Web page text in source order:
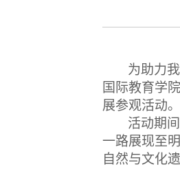
为助力
国际教育学
展参观活动。
活动期
一路展现至
自然与文化